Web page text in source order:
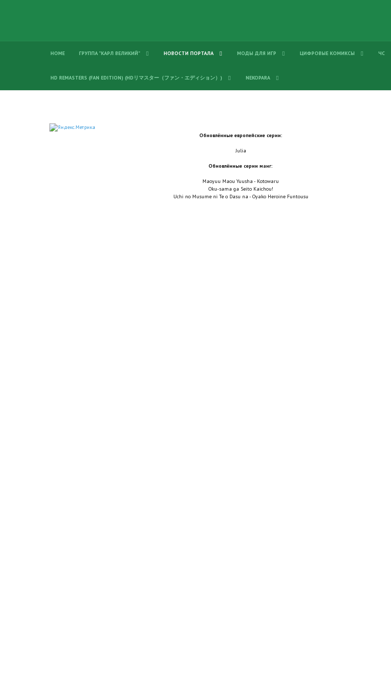
HOME ГРУППА "КАРЛ ВЕЛИКИЙ" НОВОСТИ ПОРТАЛА МОДЫ ДЛЯ ИГР ЦИФРОВЫЕ КОМИКСЫ ЧС
HD REMASTERS (FAN EDITION) (HDリマスター（ファン・エディション）) NEKOPARA
Обновлённые европейские серии:
Julia
Обновлённые серии манг:
Maoyuu Maou Yuusha - Kotowaru
Oku-sama ga Seito Kaichou!
Uchi no Musume ni Te o Dasu na - Oyako Heroine Funtousu